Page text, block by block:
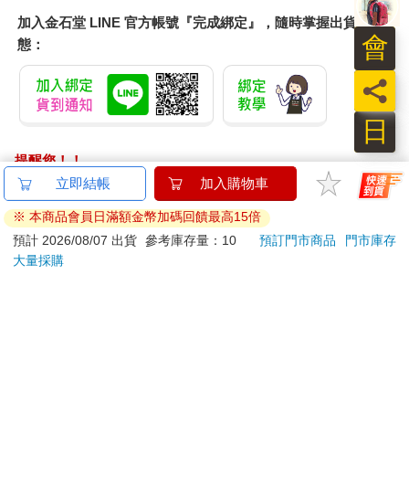
加入金石堂 LINE 官方帳號『完成綁定』，隨時掌握出貨動
態：
提醒您！！
金石堂及銀行均不會請您操作ATM! 如接獲電話要求您前往
ATM提款機，請不要聽從指示，以免受騙上當！
退換貨須知：
**提醒您，鑑賞期不等於試用期，退回商品須為全新狀態**
立即結帳 加入購物車
※ 本商品會員日滿額金幣加碼回饋最高15倍
預計 2026/08/07 出貨 參考庫存量：10 預訂門市商品
門市庫存
大量採購
日
員
會